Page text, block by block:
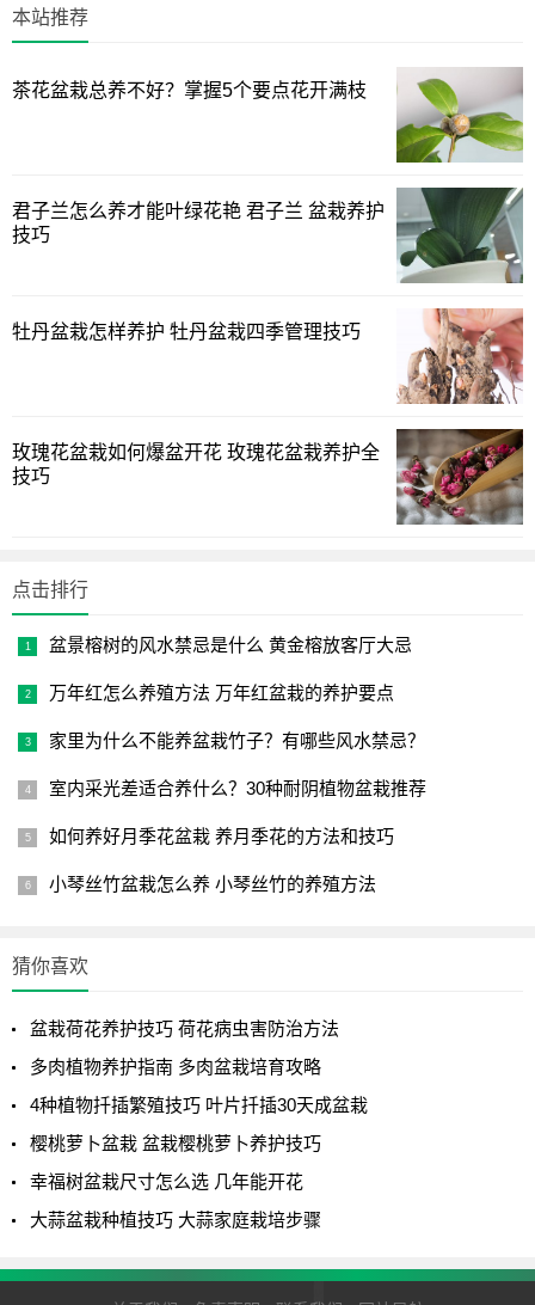
6.
黑骨香叶：这种金弹子的特点是比较适合做微型或者小型
7.
红色的，非常漂亮，而且它的叶子也是比较有特色的，一般
呈现出紫色，非常具有观赏价值。
8.
铁皮：这种金弹子的特点是比较耐旱，而且叶子比较厚
9.
本站推荐
茶花盆栽总养不好？掌握5个要点花开满枝
君子兰怎么养才能叶绿花艳 君子兰 盆栽养护
技巧
牡丹盆栽怎样养护 牡丹盆栽四季管理技巧
玫瑰花盆栽如何爆盆开花 玫瑰花盆栽养护全
技巧
点击排行
盆景榕树的风水禁忌是什么 黄金榕放客厅大忌
万年红怎么养殖方法 万年红盆栽的养护要点
家里为什么不能养盆栽竹子？有哪些风水禁忌？
室内采光差适合养什么？30种耐阴植物盆栽推荐
如何养好月季花盆栽 养月季花的方法和技巧
小琴丝竹盆栽怎么养 小琴丝竹的养殖方法
猜你喜欢
盆栽荷花养护技巧 荷花病虫害防治方法
多肉植物养护指南 多肉盆栽培育攻略
4种植物扦插繁殖技巧 叶片扦插30天成盆栽
樱桃萝卜盆栽 盆栽樱桃萝卜养护技巧
幸福树盆栽尺寸怎么选 几年能开花
大蒜盆栽种植技巧 大蒜家庭栽培步骤